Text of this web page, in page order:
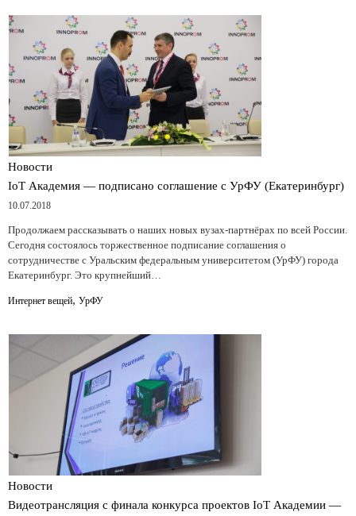
Новости
IoT Академия — подписано соглашение с УрФУ (Екатеринбург)
10.07.2018
Продолжаем рассказывать о наших новых вузах-партнёрах по всей России.
Сегодня состоялось торжественное подписание соглашения о
сотрудничестве с Уральским федеральным университетом (УрФУ) города
Екатеринбург. Это крупнейший…
Интернет вещей, УрФУ
Новости
Видеотрансляция с финала конкурса проектов IoT Академии —